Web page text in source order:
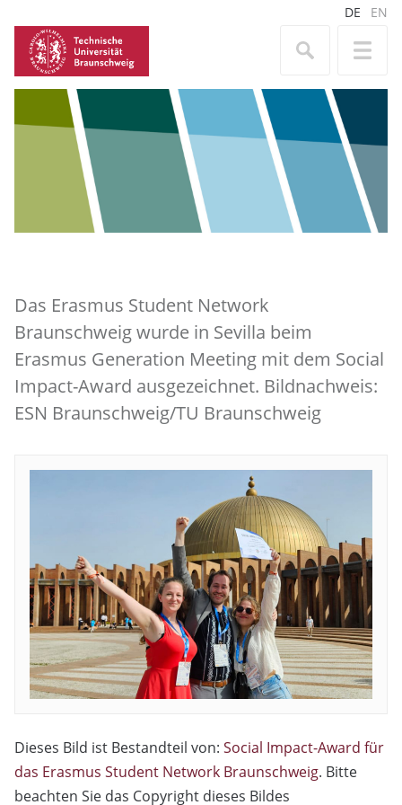
DE EN
Das Erasmus Student Network
Braunschweig wurde in Sevilla beim
Erasmus Generation Meeting mit dem Social
Impact-Award ausgezeichnet. Bildnachweis:
ESN Braunschweig/TU Braunschweig
Dieses Bild ist Bestandteil von: Social Impact-Award für
das Erasmus Student Network Braunschweig. Bitte
beachten Sie das Copyright dieses Bildes